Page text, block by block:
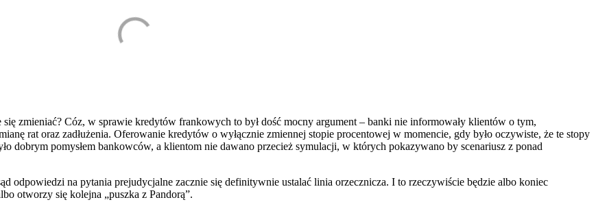
zmieniać? Cóz, w sprawie kredytów frankowych to był dość mocny argument – banki nie informowały klientów o tym,
rat oraz zadłużenia. Oferowanie kredytów o wyłącznie zmiennej stopie procentowej w momencie, gdy było oczywiste, że te stopy
dobrym pomysłem bankowców, a klientom nie dawano przecież symulacji, w których pokazywano by scenariusz z ponad
odpowiedzi na pytania prejudycjalne zacznie się definitywnie ustalać linia orzecznicza. I to rzeczywiście będzie albo koniec
otworzy się kolejna „puszka z Pandorą”.